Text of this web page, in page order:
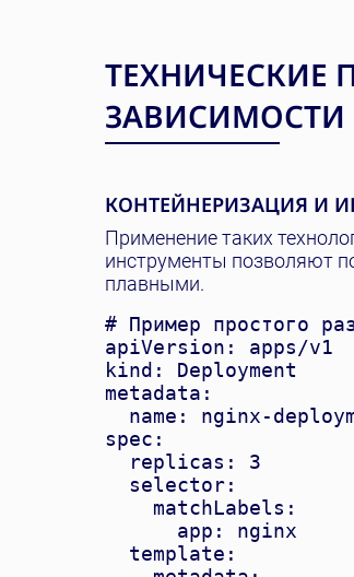
ТЕХНИЧЕСКИЕ
КОНТЕЙНЕРИЗАЦИЯ И
Применение таких
инструменты позволяют
плавными.
# Пример простого
apiVersion: apps/v1
kind: Deployment
metadata:
name: nginx-
spec:
  replicas: 3
  selector:
    matchLabels:
      app: nginx
  template: